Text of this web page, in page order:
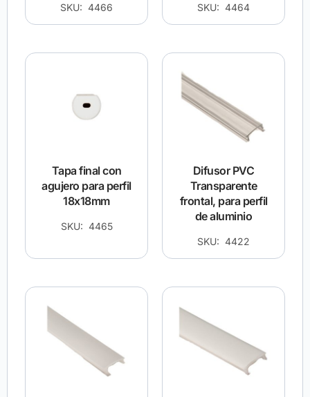
SKU: 4466 SKU: 4464
Tapa final con
agujero para perfil
18x18mm
SKU: 4465
Difusor PVC
Transparente
frontal, para perfil
de aluminio
SKU: 4422